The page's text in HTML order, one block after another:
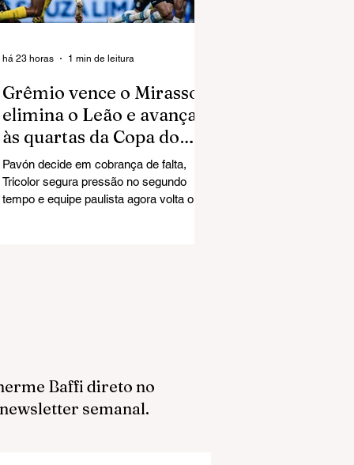
Grêmio vence o Mirassol,
elimina o Leão e avança
às quartas da Copa do
Brasil
Pavón decide em cobrança de falta,
Tricolor segura pressão no segundo
tempo e equipe paulista agora volta o
há 23 horas 1 min de leitura
Baffi direto no
semanal.